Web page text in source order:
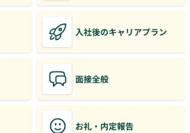
入社後のキャリアプラン
面接全般
お礼・内定報告